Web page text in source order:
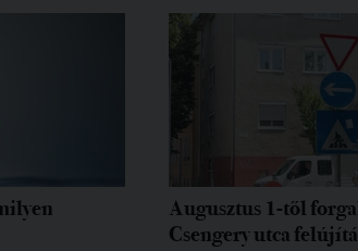
Augusztus 1-től
Csengery utca